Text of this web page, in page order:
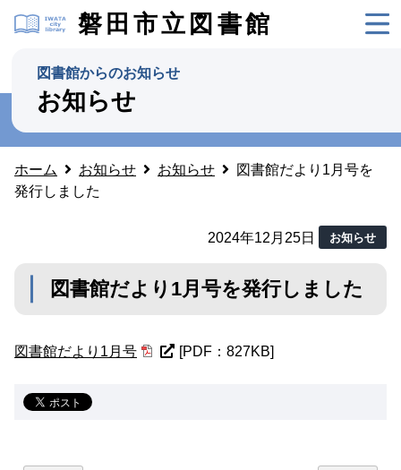
磐田市立図書館
図書館からのお知らせ
お知らせ
ホーム お知らせ お知らせ
図書館だより1月号を
発行しました
2024年12月25日 お知らせ
図書館だより1月号を発行しました
図書館だより1月号 [PDF：827KB]